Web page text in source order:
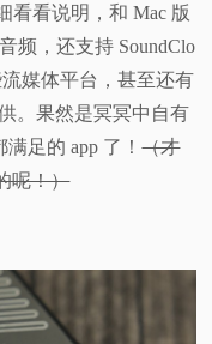
看看说明，和 Mac 版
频，还支持 SoundClo
流媒体平台，甚至还有
。果然是冥冥中自有
足的 app 了！（才
呢！）